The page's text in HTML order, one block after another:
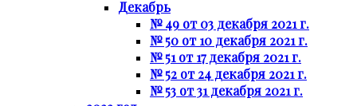
Декабрь
№ 49 от 03 декабря 2021 г.
№ 50 от 10 декабря 2021 г.
№ 51 от 17 декабря 2021 г.
№ 52 от 24 декабря 2021 г.
№ 53 от 31 декабря 2021 г.